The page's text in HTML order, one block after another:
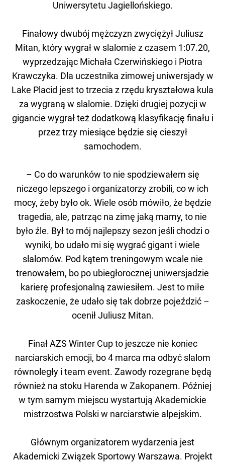
Uniwersytetu Jagiellońskiego.
Finałowy dwubój mężczyzn zwyciężył Juliusz
Mitan, który wygrał w slalomie z czasem 1:07.20,
wyprzedzając Michała Czerwińskiego i Piotra
Krawczyka. Dla uczestnika zimowej uniwersjady w
Lake Placid jest to trzecia z rzędu kryształowa kula
za wygraną w slalomie. Dzięki drugiej pozycji w
gigancie wygrał też dodatkową klasyfikację finału i
przez trzy miesiące będzie się cieszył
samochodem.
– Co do warunków to nie spodziewałem się
niczego lepszego i organizatorzy zrobili, co w ich
mocy, żeby było ok. Wiele osób mówiło, że będzie
tragedia, ale, patrząc na zimę jaką mamy, to nie
było źle. Był to mój najlepszy sezon jeśli chodzi o
wyniki, bo udało mi się wygrać gigant i wiele
slalomów. Pod kątem treningowym wcale nie
trenowałem, bo po ubiegłorocznej uniwersjadzie
karierę profesjonalną zawiesiłem. Jest to miłe
zaskoczenie, że udało się tak dobrze pojeździć –
ocenił Juliusz Mitan.
Finał AZS Winter Cup to jeszcze nie koniec
narciarskich emocji, bo 4 marca ma odbyć slalom
równoległy i team event. Zawody rozegrane będą
również na stoku Harenda w Zakopanem. Później
w tym samym miejscu wystartują Akademickie
mistrzostwa Polski w narciarstwie alpejskim.
Głównym organizatorem wydarzenia jest
Akademicki Związek Sportowy Warszawa. Projekt